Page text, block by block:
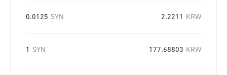
0.0125 SYN 2.2211 KRW
1 SYN 177.68803 KRW